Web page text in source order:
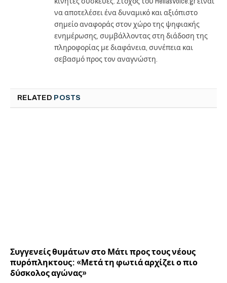
να αποτελέσει ένα δυναμικό και αξιόπιστο
σημείο αναφοράς στον χώρο της ψηφιακής
ενημέρωσης, συμβάλλοντας στη διάδοση της
πληροφορίας με διαφάνεια, συνέπεια και
σεβασμό προς τον αναγνώστη.
RELATED POSTS
Συγγενείς θυμάτων στο Μάτι προς τους νέους
πυρόπληκτους: «Μετά τη φωτιά αρχίζει ο πιο
δύσκολος αγώνας»